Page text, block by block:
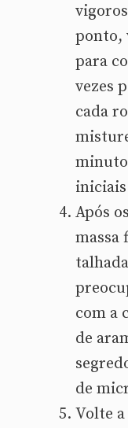
ponto,
para
vezes
cada
Após
massa
com a
de
de
Volte